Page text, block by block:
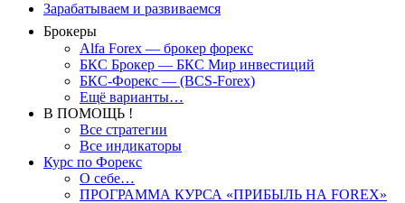
Зарабатываем и развиваемся
Брокеры
Alfa Forex — брокер форекс
БКС Брокер — БКС Мир инвестиций
БКС-Форекс — (BCS-Forex)
Ещё варианты…
В ПОМОЩЬ !
Все стратегии
Все индикаторы
Курс по Форекс
О себе…
ПРОГРАММА КУРСА «ПРИБЫЛЬ НА FOREX»